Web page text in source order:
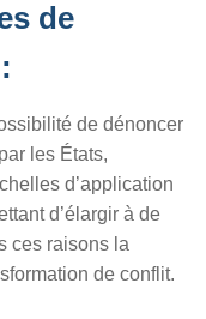
de
de dénoncer
les États,
d’application
d’élargir à de
ces raisons la
de conflit.